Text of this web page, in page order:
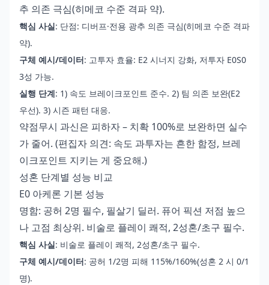
추 의존 극심(히메코 수준 격파 약).
핵심 사실: 단점: 디버프·전용 광추 의존 극심(히메코 수준 격파
약).
구체 예시/데이터: 고투자 효율: E2 시너지 강화, 저투자 E0S0
3성 가능.
실행 단계: 1) 속도 브레이크포인트 준수. 2) 팀 의존 보완(E2
우선). 3) 시즌 패턴 대응.
약점무시 과신은 피하자 – 치확 100%로 보완하면 실수
가 줄어. (편집자 의견: 속도 과투자는 흔한 함정, 브레
이크포인트 지키는 게 중요해.)
성혼 단계별 성능 비교
E0 아케론 기본 성능
명함: 공허 2명 필수, 필살기 딜러. 퓨어 픽션 저점 높으
나 고점 최상위. 비술로 플레이 쾌적, 2성혼/초구 필수.
핵심 사실: 비술로 플레이 쾌적, 2성혼/초구 필수.
구체 예시/데이터: 공허 1/2명 피해 115%/160%(성혼 2 시 0/1
명).